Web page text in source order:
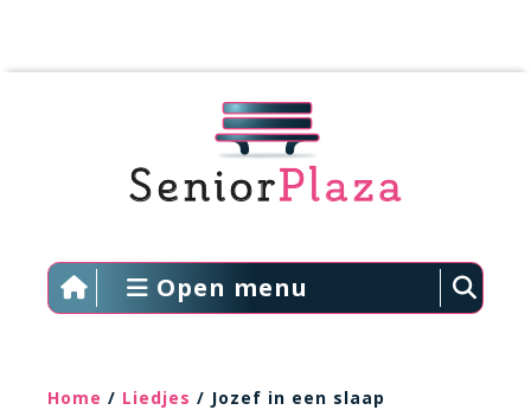
Open menu
Home / Liedjes / Jozef in een slaap